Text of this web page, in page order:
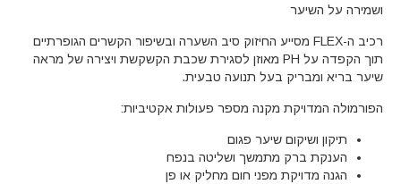
ושמירה על השיער
רכיב ה-FLEX מסייע החיזוק סיב השערה ובשיפור הקשרים הגופרתיים
תוך הקפדה על PH מאוזן לסגירת שכבת הקשקשת ויצירה של מראה
שיער בריא ומבריק בעל תנועה טבעית.
הפורמולה המדויקת מקנה מספר פעולות אקטיביות:
תיקון ושיקום שיער פגום
הענקת ברק מתמשך ושליטה בנפח
הגנה מדויקת מפני חום מחליק או פן